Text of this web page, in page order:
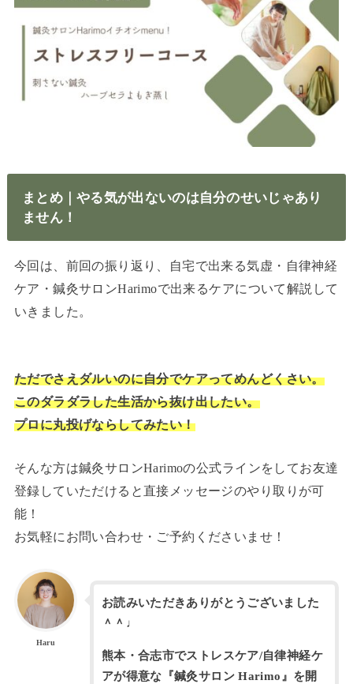
まとめ｜やる気が出ないのは自分のせいじゃあり
ません！
今回は、前回の振り返り、自宅で出来る気虚・自律神経
ケア・鍼灸サロンHarimoで出来るケアについて解説して
いきました。
ただでさえダルいのに自分でケアってめんどくさい。
このダラダラした生活から抜け出したい。
プロに丸投げならしてみたい！
そんな方は鍼灸サロンHarimoの公式ラインをしてお友達
登録していただけると直接メッセージのやり取りが可
能！
お気軽にお問い合わせ・ご予約くださいませ！
Haru
お読みいただきありがとうございました
＾＾♩
熊本・合志市でストレスケア/自律神経ケ
アが得意な『鍼灸サロン Harimo』を開